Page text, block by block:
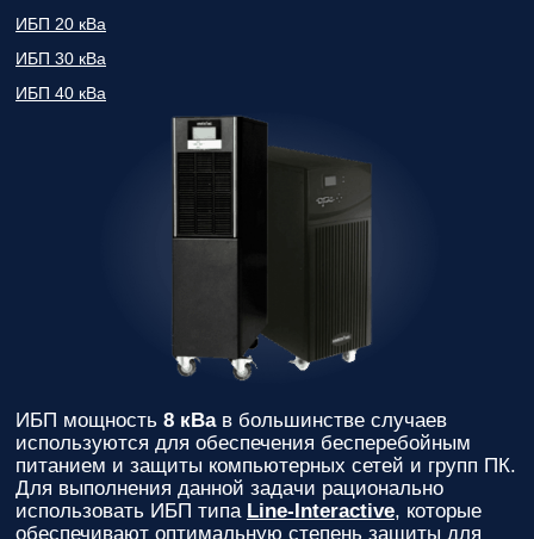
ИБП 20 кВа
ИБП 30 кВа
ИБП 40 кВа
ИБП мощность 8 кВав большинстве случаев
используются для обеспечения бесперебойным
питанием и защиты компьютерных сетей и групп ПК.
Для выполнения данной задачи рационально
использовать ИБП типа Line-Interactive, которые
обеспечивают оптимальную степень защиты для